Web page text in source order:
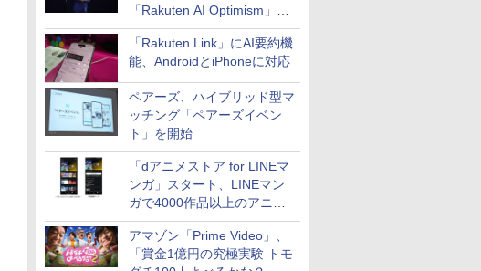
「Rakuten AI Optimism」三
木谷氏の基調講演
「Rakuten Link」にAI要約機
能、AndroidとiPhoneに対応
ペアーズ、ハイブリッド型マ
ッチング「ペアーズイベン
ト」を開始
「dアニメストア for LINEマ
ンガ」スタート、LINEマン
ガで4000作品以上のアニメ
見放題
アマゾン「Prime Video」、
「賞金1億円の究極実験 トモ